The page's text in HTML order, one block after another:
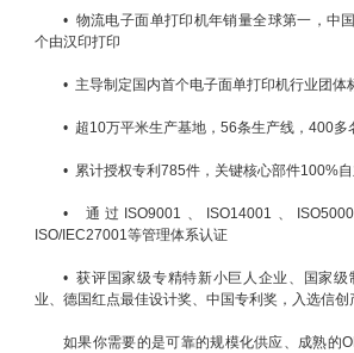
• 物流电子面单打印机年销量全球第一，中
个由汉印打印
• 主导制定国内首个电子面单打印机行业团体
• 超10万平米生产基地，56条生产线，400多
• 累计授权专利785件，关键核心部件100%
• 通过ISO9001、ISO14001、
ISO/IEC27001等管理体系认证
• 获评国家级专精特新小巨人企业、国家
业、德国红点最佳设计奖、中国专利奖，入选信创
如果你需要的是可靠的规模化供应、成熟的